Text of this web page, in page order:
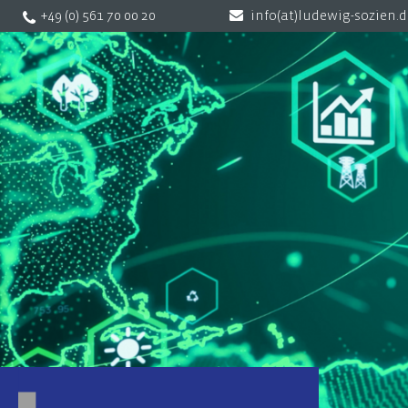
+49 (0) 561 70 00 20 info(at)ludewig-